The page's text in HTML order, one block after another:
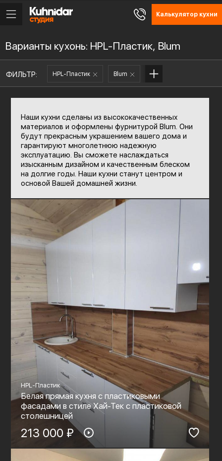
Калькулятор кухни
Варианты кухонь: HPL-Пластик, Blum
ФИЛЬТР: HPL-Пластик Blum
Наши кухни сделаны из высококачественных
материалов и оформлены фурнитурой Blum. Они
будут прекрасным украшением вашего дома и
гарантируют многолетнюю надежную
эксплуатацию. Вы сможете наслаждаться
изысканным дизайном и качественным блеском
на долгие годы. Наши кухни станут центром и
основой Вашей домашней жизни.
HPL-Пластик
Белая прямая кухня с пластиковыми
фасадами в стиле Хай-Тек с пластиковой
столешницей
213 000 ₽